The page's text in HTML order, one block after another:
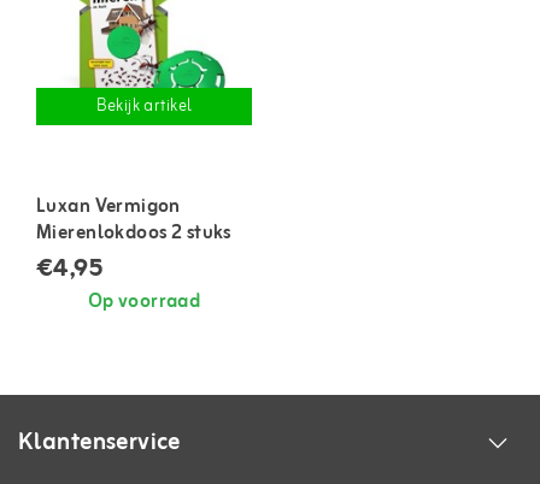
Bekijk artikel
Luxan Vermigon
Mierenlokdoos 2 stuks
€4,95
Op voorraad
Klantenservice